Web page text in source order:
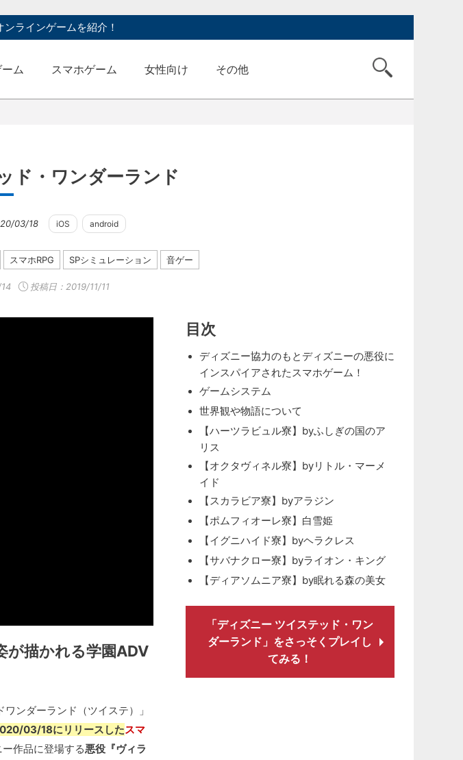
ラインゲームを紹介！
ム スマホゲーム 女性向け その他
ド・ワンダーランド
03/18 iOS android
スマホRPG SPシミュレーション 音ゲー
投稿日：2019/11/11
が描かれる学園ADV
ワンダーランド（ツイステ）」
03/18にリリースしたスマ
ー作品に登場する悪役『ヴィラ
目次
ディズニー協力のもとディズニーの悪役に
インスパイアされたスマホゲーム！
ゲームシステム
世界観や物語について
【ハーツラビュル寮】byふしぎの国のア
リス
【オクタヴィネル寮】byリトル・マーメ
イド
【スカラビア寮】byアラジン
【ポムフィオーレ寮】白雪姫
【イグニハイド寮】byヘラクレス
【サバナクロー寮】byライオン・キング
【ディアソムニア寮】by眠れる森の美女
「ディズニー ツイステッド・ワン
ダーランド」をさっそくプレイし
てみる！